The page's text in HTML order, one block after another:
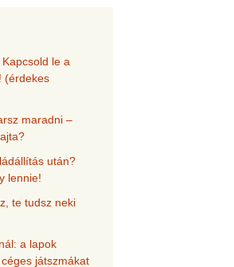
le a
(érdekes
maradni –
után?
lennie!
te tudsz neki
a lapok
játszmákat